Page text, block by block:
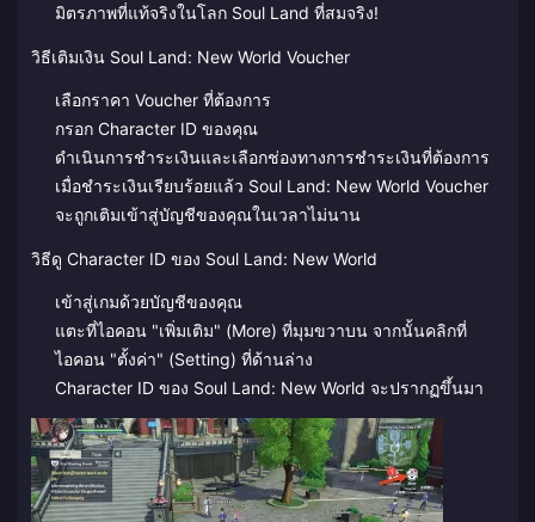
มิตรภาพที่แท้จริงในโลก Soul Land ที่สมจริง!
วิธีเติมเงิน Soul Land: New World Voucher
เลือกราคา Voucher ที่ต้องการ
กรอก Character ID ของคุณ
ดำเนินการชำระเงินและเลือกช่องทางการชำระเงินที่ต้องการ
เมื่อชำระเงินเรียบร้อยแล้ว Soul Land: New World Voucher
จะถูกเติมเข้าสู่บัญชีของคุณในเวลาไม่นาน
วิธีดู Character ID ของ Soul Land: New World
เข้าสู่เกมด้วยบัญชีของคุณ
แตะที่ไอคอน "เพิ่มเติม" (More) ที่มุมขวาบน จากนั้นคลิกที่
ไอคอน "ตั้งค่า" (Setting) ที่ด้านล่าง
Character ID ของ Soul Land: New World จะปรากฏขึ้นมา